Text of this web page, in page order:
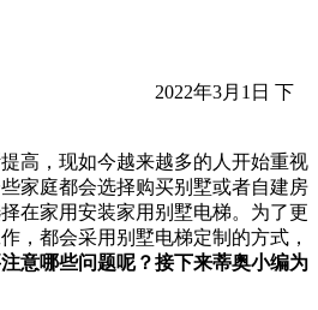
2022年3月1日 下
高，现如今越来越多的人开始重视
家庭都会选择购买别墅或者自建房
在家用安装家用别墅电梯。为了更
，都会采用别墅电梯定制的方式，
意哪些问题呢？接下来蒂奥小编为